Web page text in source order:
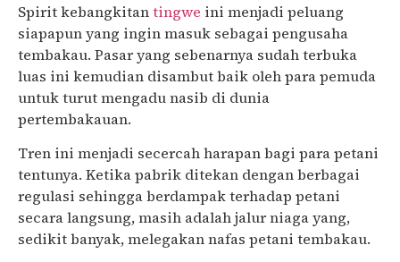
Spirit kebangkitantingwe ini menjadi peluang
siapapun yang ingin masuk sebagai pengusaha
tembakau. Pasar yang sebenarnya sudah terbuka
luas ini kemudian disambut baik oleh para pemuda
untuk turut mengadu nasib di dunia
pertembakauan.
Tren ini menjadi secercah harapan bagi para petani
tentunya. Ketika pabrik ditekan dengan berbagai
regulasi sehingga berdampak terhadap petani
secara langsung, masih adalah jalur niaga yang,
sedikit banyak, melegakan nafas petani tembakau.